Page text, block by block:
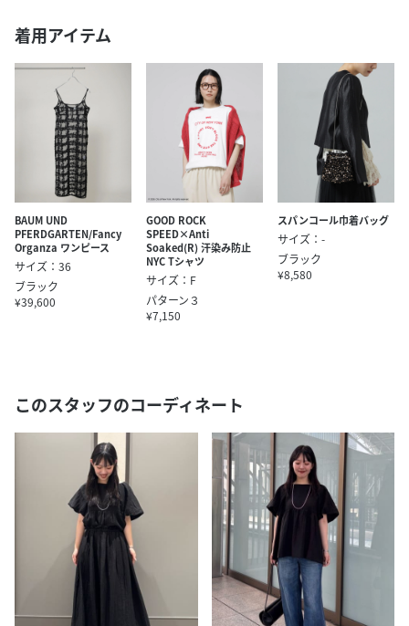
着用アイテム
BAUM UND
PFERDGARTEN/Fancy
Organza ワンピース
サイズ：36
ブラック
¥39,600
GOOD ROCK
SPEED×Anti
Soaked(R) 汗染み防止
NYC Tシャツ
サイズ：F
パターン３
¥7,150
スパンコール巾着バッグ
サイズ：-
ブラック
¥8,580
このスタッフのコーディネート